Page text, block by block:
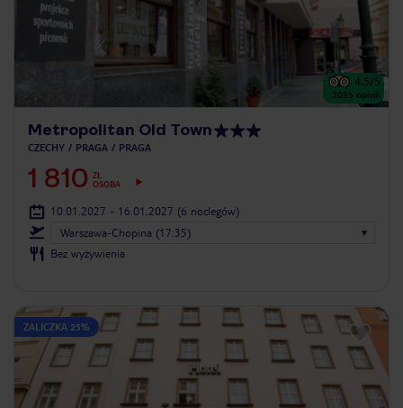
4.5/5
2035 opinii
Metropolitan Old Town
CZECHY PRAGA PRAGA
1 810 ZŁ
OSOBA
10.01.2027 - 16.01.2027 (6 noclegów)
Warszawa-Chopina (17:35)
Bez wyżywienia
ZALICZKA 25%